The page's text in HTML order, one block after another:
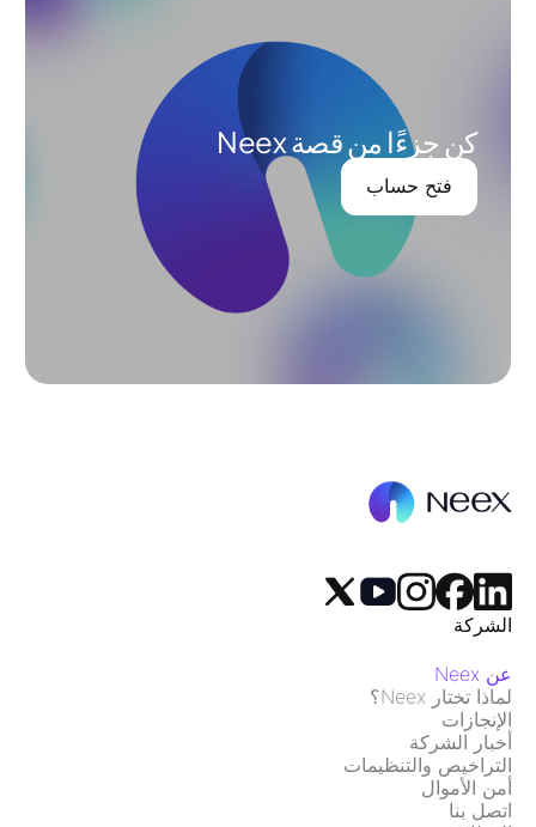
كن جزءًا من قصة Neex
فتح حساب
الشركة
عن Neex
لماذا تختار Neex؟
الإنجازات
أخبار الشركة
التراخيص والتنظيمات
أمن الأموال
اتصل بنا